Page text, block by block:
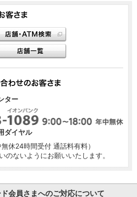
ファンディング
（ロボアドバイザー）
ター
ダイヤル
無休24時間受付 通話料有料）
のないようにお願いいたします。
会員さまへのご対応について